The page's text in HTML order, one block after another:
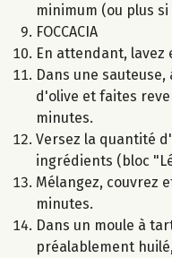
minimum (ou plus
FOCCACIA
En attendant, lavez
Dans une
d'olive et faites
minutes.
Versez la quantité
ingrédients (bloc
Mélangez, couvrez
minutes.
Dans un moule à
préalablement